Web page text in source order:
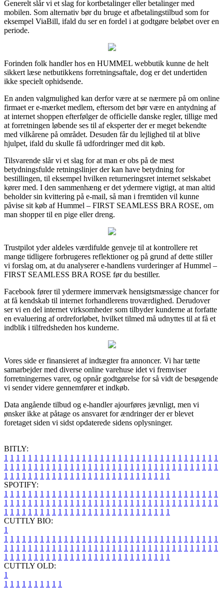
Generelt slår vi et slag for kortbetalinger eller betalinger med
mobilen. Som alternativ bør du bruge et afbetalingstilbud som for
eksempel ViaBill, ifald du ser en fordel i at godtgøre beløbet over en
periode.
Forinden folk handler hos en HUMMEL webbutik kunne de helt
sikkert læse netbutikkens forretningsaftale, dog er det undertiden
ikke specielt ophidsende.
En anden valgmulighed kan derfor være at se nærmere på om online
firmaet er e-mærket medlem, eftersom det bør være en antydning af
at internet shoppen efterfølger de officielle danske regler, tillige med
at forretningen løbende ses til af eksperter der er meget bekendte
med vilkårene på området. Desuden får du lejlighed til at blive
hjulpet, ifald du skulle få udfordringer med dit køb.
Tilsvarende slår vi et slag for at man er obs på de mest
betydningsfulde retningslinjer der kan have betydning for
bestillingen, til eksempel hvilken returneringsret internet selskabet
kører med. I den sammenhæng er det ydermere vigtigt, at man altid
beholder sin kvittering på e-mail, så man i fremtiden vil kunne
påvise sit køb af Hummel – FIRST SEAMLESS BRA ROSE, om
man shopper til en pige eller dreng.
Trustpilot yder aldeles værdifulde genveje til at kontrollere ret
mange tidligere forbrugeres reflektioner og på grund af dette stiller
vi forslag om, at du analyserer e-handlens vurderinger af Hummel –
FIRST SEAMLESS BRA ROSE før du bestiller.
Facebook fører til ydermere immervæk hensigtsmæssige chancer for
at få kendskab til internet forhandlerens troværdighed. Derudover
ser vi en del internet virksomheder som tilbyder kunderne at forfatte
en evaluering af ordreforløbet, hvilket tilmed må udnyttes til at få et
indblik i tilfredsheden hos kunderne.
Vores side er finansieret af indtægter fra annoncer. Vi har tætte
samarbejder med diverse online varehuse idet vi fremviser
forretningernes varer, og opnår godtgørelse for så vidt de besøgende
vi sender videre gennemfører et indkøb.
Data angående tilbud og e-handler ajourføres jævnligt, men vi
ønsker ikke at påtage os ansvaret for ændringer der er blevet
foretaget siden vi sidst opdaterede sidens oplysninger.
BITLY:
1 1 1 1 1 1 1 1 1 1 1 1 1 1 1 1 1 1 1 1 1 1 1 1 1 1 1 1 1 1 1 1 1 1 1 1
1 1 1 1 1 1 1 1 1 1 1 1 1 1 1 1 1 1 1 1 1 1 1 1 1 1 1 1 1 1 1 1 1 1 1 1
1 1 1 1 1 1 1 1 1 1 1 1 1 1 1 1 1 1 1 1 1 1 1 1 1 1 1 1
SPOTIFY:
1 1 1 1 1 1 1 1 1 1 1 1 1 1 1 1 1 1 1 1 1 1 1 1 1 1 1 1 1 1 1 1 1 1 1 1
1 1 1 1 1 1 1 1 1 1 1 1 1 1 1 1 1 1 1 1 1 1 1 1 1 1 1 1 1 1 1 1 1 1 1 1
1 1 1 1 1 1 1 1 1 1 1 1 1 1 1 1 1 1 1 1 1 1 1 1 1 1 1 1
CUTTLY BIO:
1
1 1 1 1 1 1 1 1 1 1 1 1 1 1 1 1 1 1 1 1 1 1 1 1 1 1 1 1 1 1 1 1 1 1 1 1
1 1 1 1 1 1 1 1 1 1 1 1 1 1 1 1 1 1 1 1 1 1 1 1 1 1 1 1 1 1 1 1 1 1 1 1
1 1 1 1 1 1 1 1 1 1 1 1 1 1 1 1 1 1 1 1 1 1 1 1 1 1 1 1
CUTTLY OLD:
1
1 1 1 1 1 1 1 1 1 1